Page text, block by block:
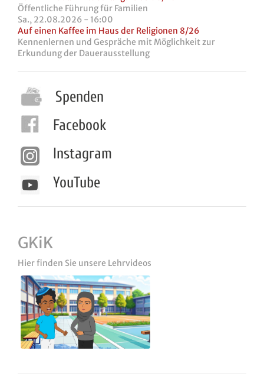
Öffentliche Führung für Familien
Sa., 22.08.2026 - 16:00
Auf einen Kaffee im Haus der Religionen 8/26
Kennenlernen und Gespräche mit Möglichkeit zur
Erkundung der Dauerausstellung
Spenden
Facebook
Instagram
YouTube
GKiK
Hier finden Sie unsere Lehrvideos